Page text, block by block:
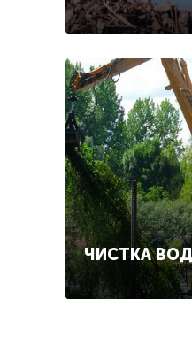
ЧИСТКА